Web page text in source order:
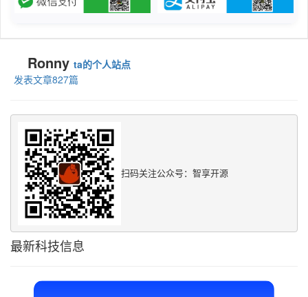
Ronny ta的个人站点
发表文章827篇
扫码关注公众号：智享开源
最新科技信息